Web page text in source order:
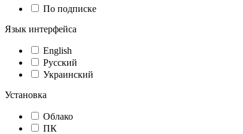
По подписке
Язык интерфейса
English
Русский
Украинский
Установка
Облако
ПК